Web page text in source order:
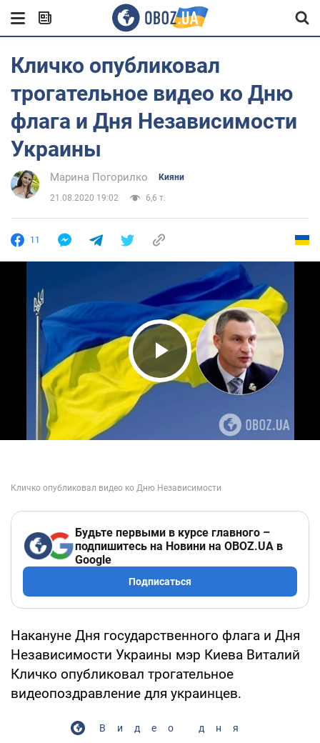
Кличко опубликовал
трогательное видео ко Дню
флага и Дня Независимости
Украины
Марина Погорилко Кияни
21.08.2020 19:02 6,6 т.
11
Play Video
Будьте первыми в курсе главного –
подпишитесь на Новини на OBOZ.UA в
Google
Подписаться
Накануне Дня государственного флага и Дня
Независимости Украины мэр Киева Виталий
Кличко опубликовал трогательное
видеопоздравление для украинцев.
Видео дня